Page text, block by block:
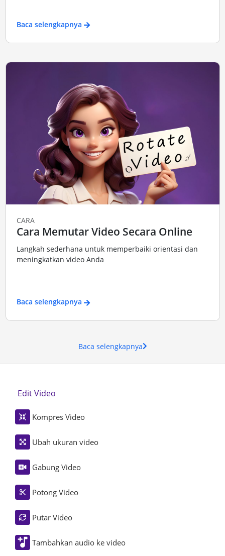
Baca selengkapnya
CARA
Cara Memutar Video Secara Online
Langkah sederhana untuk memperbaiki orientasi dan
meningkatkan video Anda
Baca selengkapnya
Baca selengkapnya
Edit Video
Kompres Video
Ubah ukuran video
Gabung Video
Potong Video
Putar Video
Tambahkan audio ke video